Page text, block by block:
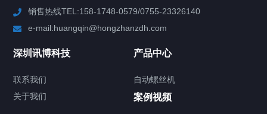
联系我们
关于我们
销售热线TEL:158-1748-0579/0755-23326140
e-mail:huangqin@hongzhanzdh.com
深圳讯博科技
联系我们
关于我们
产品中心
自动螺丝机
案例视频